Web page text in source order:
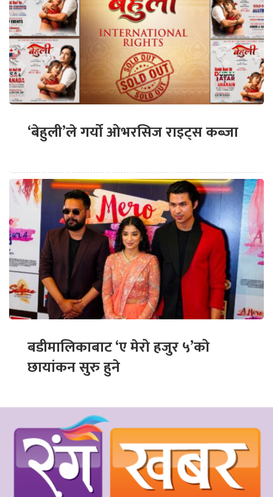
‘बेहुली’ले गर्यो ओभरसिज राइट्स कब्जा
बडीमालिकाबाट ‘ए मेरो हजुर ५’को
छायांकन सुरु हुने